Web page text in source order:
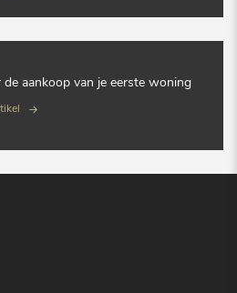
de aankoop van je eerste woning